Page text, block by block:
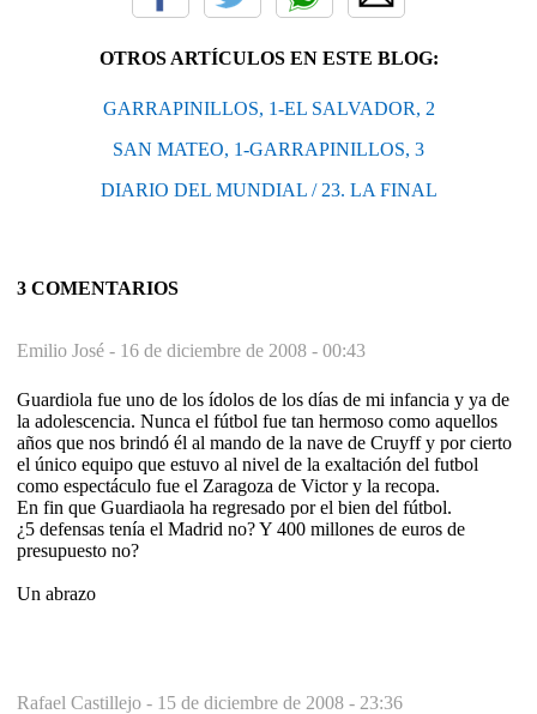
OTROS ARTÍCULOS EN ESTE BLOG:
GARRAPINILLOS, 1-EL SALVADOR, 2
SAN MATEO, 1-GARRAPINILLOS, 3
DIARIO DEL MUNDIAL / 23. LA FINAL
3 COMENTARIOS
Emilio José - 16 de diciembre de 2008 - 00:43
Guardiola fue uno de los ídolos de los días de mi infancia y ya de
la adolescencia. Nunca el fútbol fue tan hermoso como aquellos
años que nos brindó él al mando de la nave de Cruyff y por cierto
el único equipo que estuvo al nivel de la exaltación del futbol
como espectáculo fue el Zaragoza de Victor y la recopa.
En fin que Guardiaola ha regresado por el bien del fútbol.
¿5 defensas tenía el Madrid no? Y 400 millones de euros de
presupuesto no?
Un abrazo
Rafael Castillejo - 15 de diciembre de 2008 - 23:36